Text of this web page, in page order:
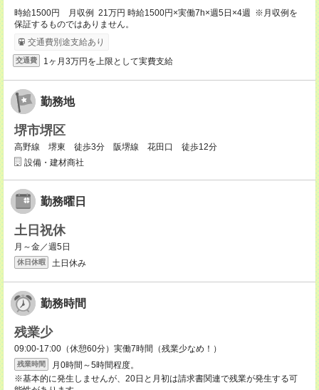
時給1500円 月収例 21万円 時給1500円×実働7h×週5日×4週 ※月収例を
保証するものではありません。
交通費別途支給あり
交通費 1ヶ月3万円を上限として実費支給
勤務地
堺市堺区
高野線 堺東 徒歩3分 阪堺線 花田口 徒歩12分
設備・建材商社
勤務曜日
土日祝休
月～金／週5日
休日休暇 土日休み
勤務時間
残業少
09:00-17:00（休憩60分）実働7時間（残業少なめ！）
残業時間
月0時間～5時間程度。
※基本的に発生しませんが、20日と月初は請求書関連で残業が発生する可